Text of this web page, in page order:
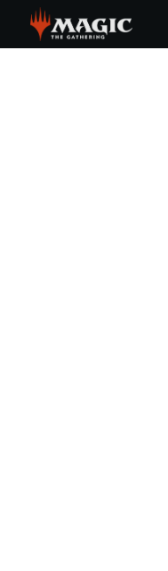
main